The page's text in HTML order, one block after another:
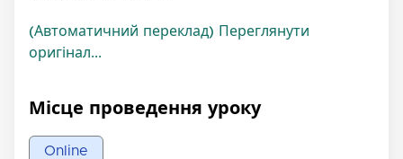
(Автоматичний переклад) Переглянути
оригінал...
Місце проведення уроку
Online